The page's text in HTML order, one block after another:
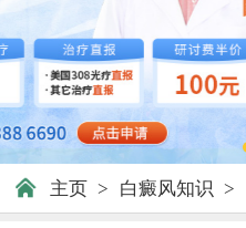
主页 > 白癜风知识 >